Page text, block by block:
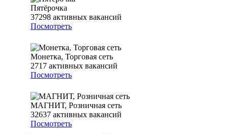
Пятёрочка
37298 активных вакансий
Посмотреть
Монетка, Торговая сеть
2717 активных вакансий
Посмотреть
МАГНИТ, Розничная сеть
32637 активных вакансий
Посмотреть